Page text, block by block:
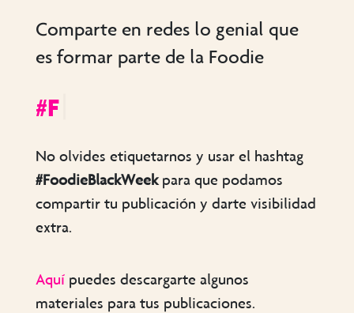
Comparte en redes lo genial que
es formar parte de la Foodie
#FoodieBla
No olvides etiquetarnos y usar el hashtag
#FoodieBlackWeekpara que podamos
compartir tu publicación y darte visibilidad
extra.
Aquípuedes descargarte algunos
materiales para tus publicaciones.